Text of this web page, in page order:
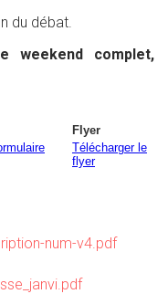
du débat.
weekend complet,
Flyer
Télécharger le
flyer
num-v4.pdf